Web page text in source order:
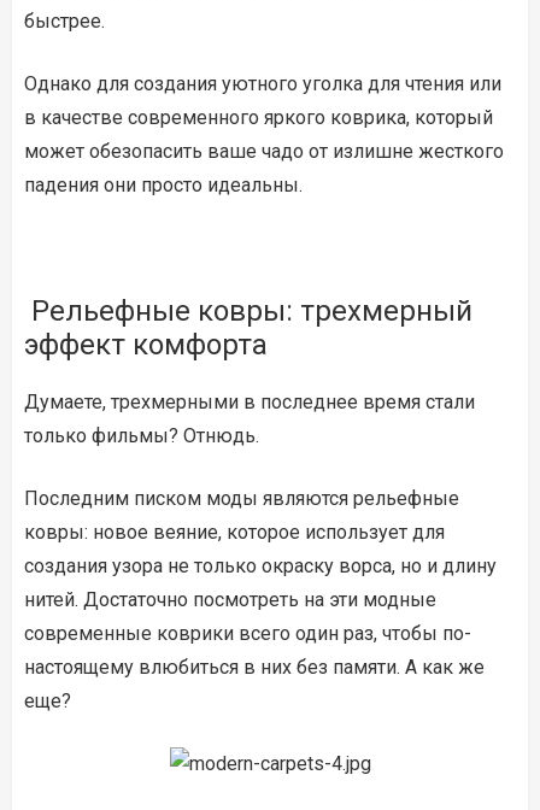
быстрее.
Однако для создания уютного уголка для чтения или
в качестве современного яркого коврика, который
может обезопасить ваше чадо от излишне жесткого
падения они просто идеальны.
Рельефные ковры: трехмерный
эффект комфорта
Думаете, трехмерными в последнее время стали
только фильмы? Отнюдь.
Последним писком моды являются рельефные
ковры: новое веяние, которое использует для
создания узора не только окраску ворса, но и длину
нитей. Достаточно посмотреть на эти модные
современные коврики всего один раз, чтобы по-
настоящему влюбиться в них без памяти. А как же
еще?